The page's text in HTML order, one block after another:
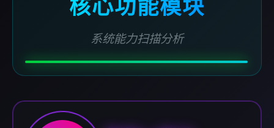
核心功能模块
系统能力扫描分析